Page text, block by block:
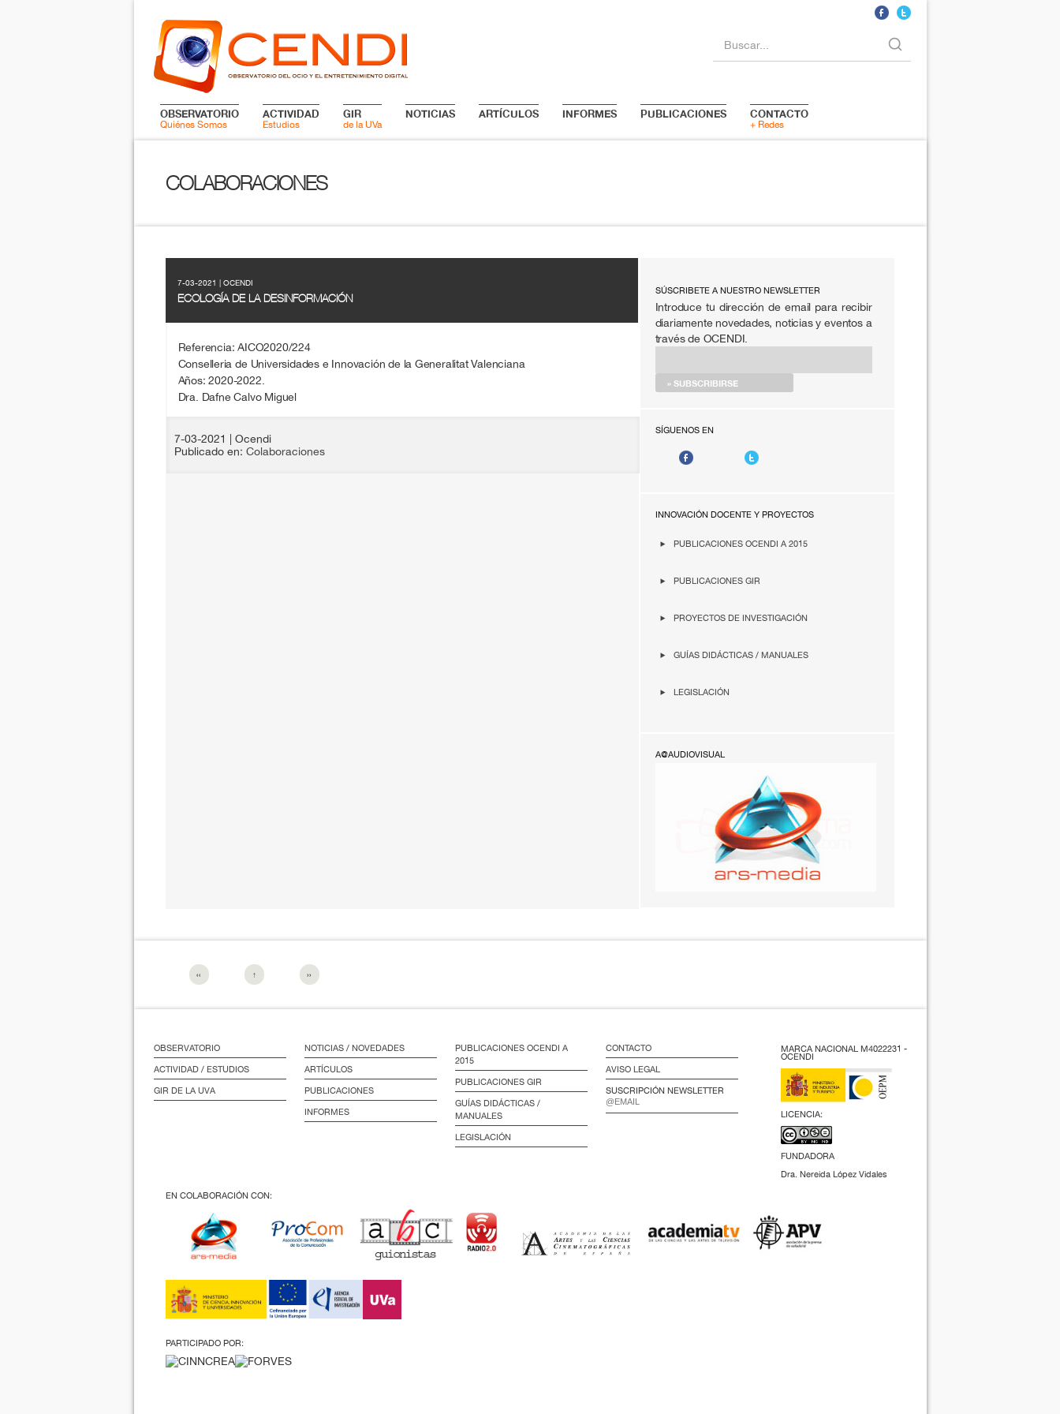
Buscar...
OBSERVATORIO
Quiénes Somos
ACTIVIDAD
Estudios
GIR
de la UVa
NOTICIAS ARTÍCULOS INFORMES PUBLICACIONES CONTACTO
+ Redes
COLABORACIONES
SÚSCRIBETE A NUESTRO NEWSLETTER
Introduce tu dirección de email para recibir
diariamente novedades, noticias y eventos a
través de OCENDI.
SÍGUENOS EN
INNOVACIÓN DOCENTE Y PROYECTOS
PUBLICACIONES OCENDI A 2015
PUBLICACIONES GIR
PROYECTOS DE INVESTIGACIÓN
GUÍAS DIDÁCTICAS / MANUALES
LEGISLACIÓN
A@AUDIOVISUAL
7-03-2021 | OCENDI
ECOLOGÍA DE LA DESINFORMACIÓN
Referencia: AICO2020/224
Conselleria de Universidades e Innovación de la Generalitat Valenciana
Años: 2020-2022.
Dra. Dafne Calvo Miguel
7-03-2021
| Ocendi
Publicado en: Colaboraciones
‹‹ ↑ ››
OBSERVATORIO
ACTIVIDAD / ESTUDIOS
GIR DE LA UVA
NOTICIAS / NOVEDADES
ARTÍCULOS
PUBLICACIONES
INFORMES
PUBLICACIONES OCENDI A
2015
PUBLICACIONES GIR
GUÍAS DIDÁCTICAS /
MANUALES
LEGISLACIÓN
CONTACTO
AVISO LEGAL
SUSCRIPCIÓN NEWSLETTER
MARCA NACIONAL M4022231 -
OCENDI
LICENCIA:
FUNDADORA
Dra. Nereida López Vidales
EN COLABORACIÓN CON:
PARTICIPADO POR: